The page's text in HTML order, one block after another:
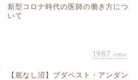
新型コロナ時代の医師の働き方につ
いて
1987 view
【底なし沼】ブダペスト・アンダン